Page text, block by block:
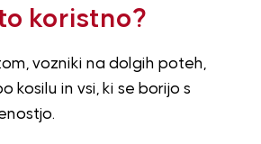
koristno?
vozniki na dolgih poteh,
kosilu in vsi, ki se borijo s